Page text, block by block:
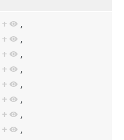
+
,
+
,
+
,
+
,
+
,
+
,
+
,
+
,